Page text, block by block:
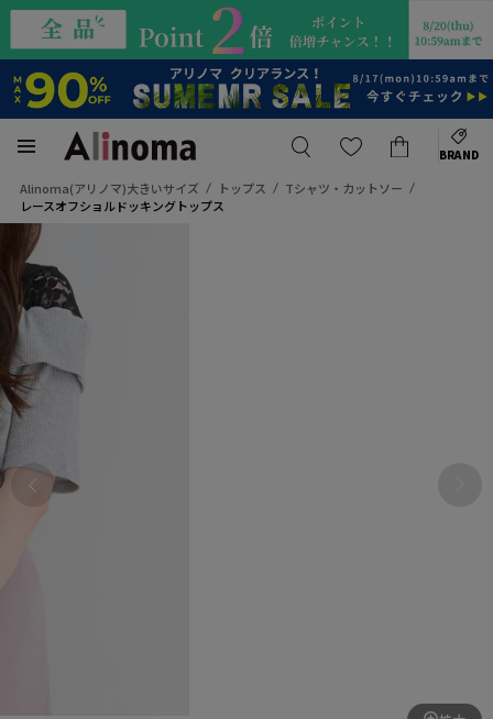
BRAND
Alinoma(アリノマ)大きいサイズ トップス
Tシャツ・カットソー
レースオフショルドッキングトップス